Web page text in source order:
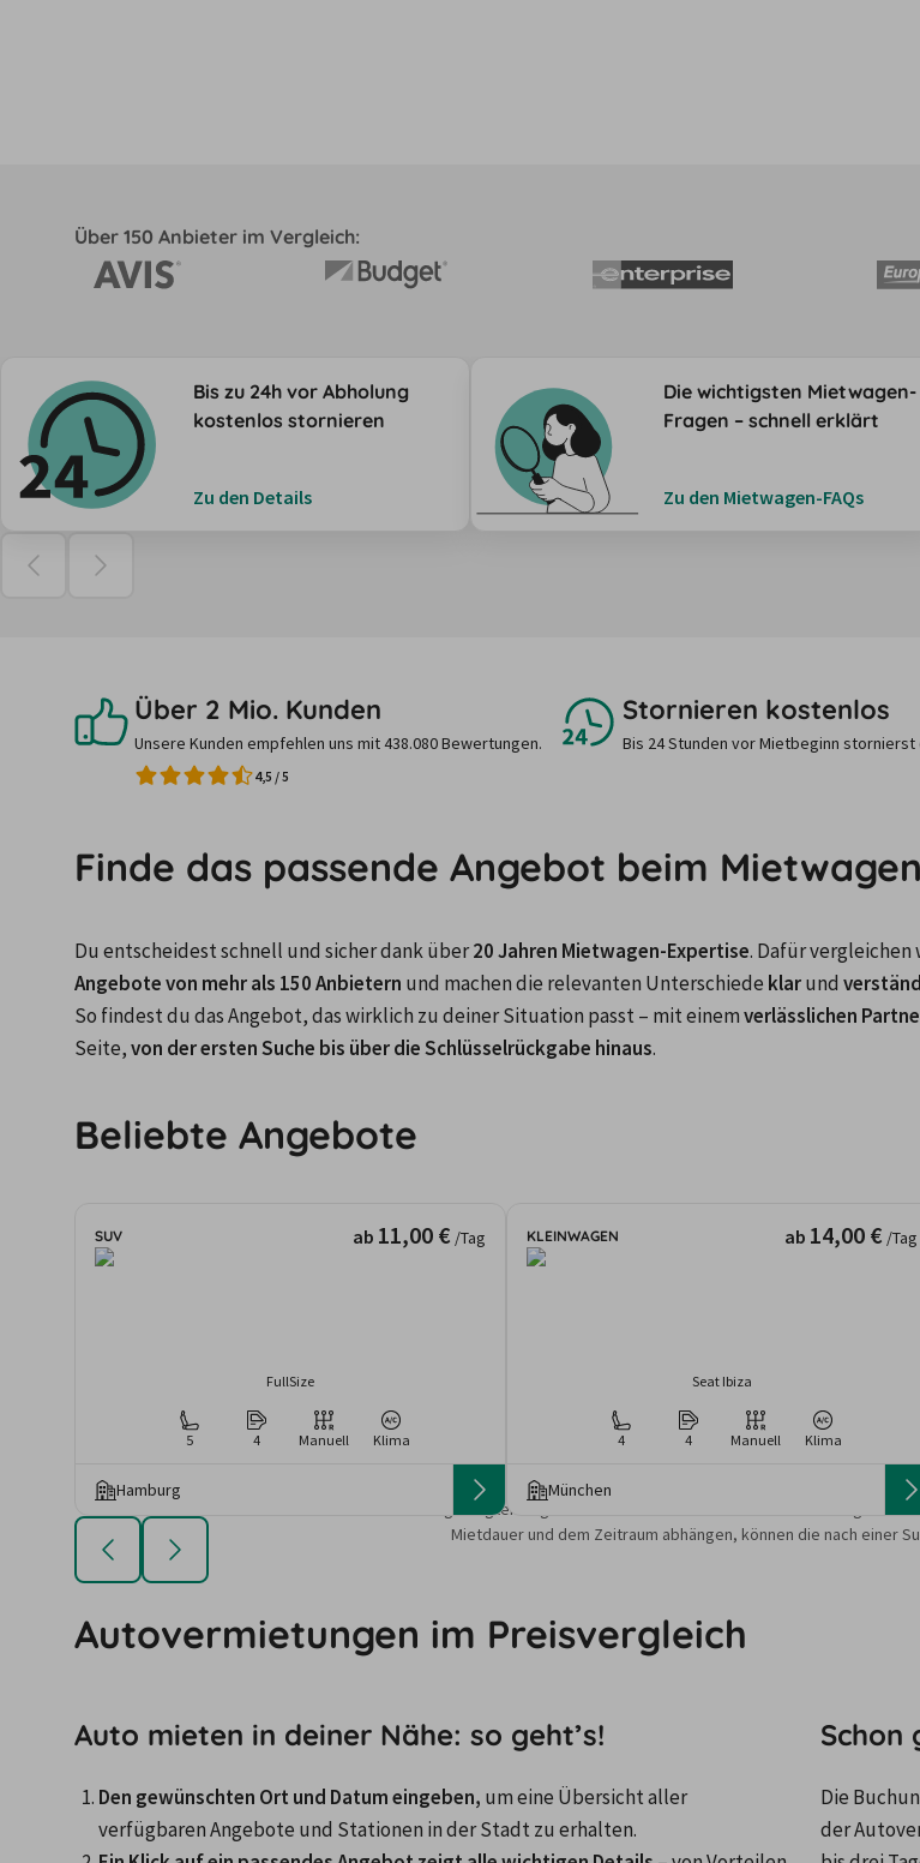
Über 150 Anbieter im Vergleich:
Bis zu 24h vor Abholung
kostenlos stornieren
Zu den Details
Die wichtigsten Mietwagen-
Fragen – schnell erklärt
Zu den Mietwagen-FAQs
Über 2 Mio. Kunden
Unsere Kunden empfehlen uns mit 438.080 Bewertungen.
4,5 /5
Stornieren kostenlos
Bis 24 Stunden vor Mietbeginn
Finde das passende Angebot beim
Du entscheidest schnell und sicher dank über 20 Jahren Mietwagen-Expertise
Angebote von mehr als 150 Anbietern und machen die relevanten Unterschiede klar und
So findest du das Angebot, das wirklich zu deiner Situation passt – mit einem verlässlichen
Seite, von der ersten Suche bis über die Schlüsselrückgabe hinaus.
Beliebte Angebote
SUV ab 11,00 € /Tag
FullSize
5 4 Manuell Klima
Hamburg
KLEINWAGEN ab 14,00 € /Tag
Seat Ibiza
4 4 Manuell Klima
München
Die angezeigten Angebote und Preise basieren auf den
Mietdauer und dem Zeitraum abhängen, können die nach einer
Autovermietungen im Preisvergleich
Auto mieten in deiner Nähe: so geht’s!
Den gewünschten Ort und Datum eingeben, um eine Übersicht aller
Schon
Die
der